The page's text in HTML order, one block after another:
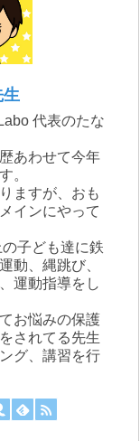
生
代表のたな
あわせて今年
。
ますが、おも
インにやって
子ども達に鉄
動、縄跳び、
運動指導をし
お悩みの保護
されてる先生
グ、講習を行